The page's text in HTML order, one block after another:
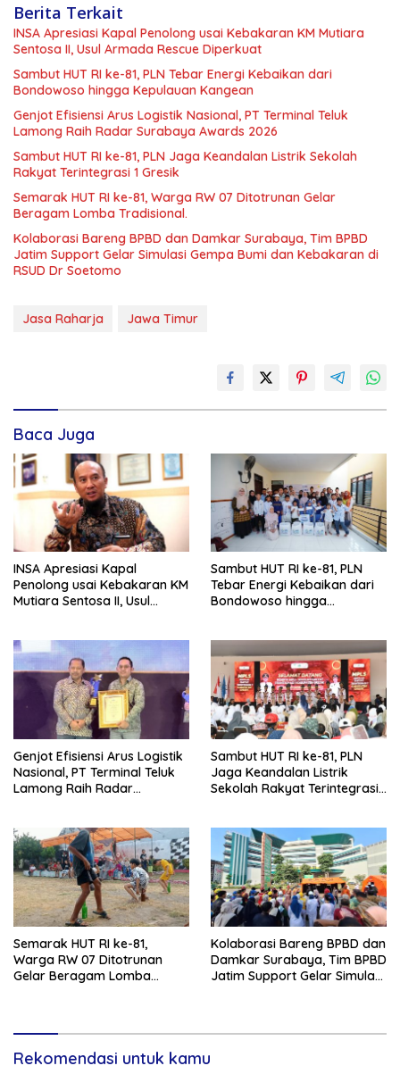
Berita Terkait
INSA Apresiasi Kapal Penolong usai Kebakaran KM Mutiara
Sentosa II, Usul Armada Rescue Diperkuat
Sambut HUT RI ke-81, PLN Tebar Energi Kebaikan dari
Bondowoso hingga Kepulauan Kangean
Genjot Efisiensi Arus Logistik Nasional, PT Terminal Teluk
Lamong Raih Radar Surabaya Awards 2026
Sambut HUT RI ke-81, PLN Jaga Keandalan Listrik Sekolah
Rakyat Terintegrasi 1 Gresik
Semarak HUT RI ke-81, Warga RW 07 Ditotrunan Gelar
Beragam Lomba Tradisional.
Kolaborasi Bareng BPBD dan Damkar Surabaya, Tim BPBD
Jatim Support Gelar Simulasi Gempa Bumi dan Kebakaran di
RSUD Dr Soetomo
Jasa Raharja Jawa Timur
Baca Juga
INSA Apresiasi Kapal
Penolong usai Kebakaran KM
Mutiara Sentosa II, Usul
Sambut HUT RI ke-81, PLN
Tebar Energi Kebaikan dari
Bondowoso hingga
Genjot Efisiensi Arus Logistik
Nasional, PT Terminal Teluk
Lamong Raih Radar
Sambut HUT RI ke-81, PLN
Jaga Keandalan Listrik
Sekolah Rakyat Terintegrasi 1
Semarak HUT RI ke-81,
Warga RW 07 Ditotrunan
Gelar Beragam Lomba
Kolaborasi Bareng BPBD dan
Damkar Surabaya, Tim BPBD
Jatim Support Gelar Simulasi
Rekomendasi untuk kamu